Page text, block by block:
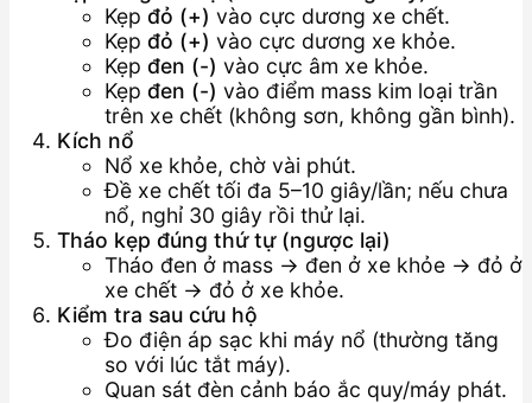
Kẹp đỏ (+) vào cực dương xe chết.
Kẹp đỏ (+) vào cực dương xe khỏe.
Kẹp đen (-) vào cực âm xe khỏe.
Kẹp đen (-) vào điểm mass kim loại trần
trên xe chết (không sơn, không gần bình).
Kích nổ
Nổ xe khỏe, chờ vài phút.
Đề xe chết tối đa 5–10 giây/lần; nếu chưa
nổ, nghỉ 30 giây rồi thử lại.
Tháo kẹp đúng thứ tự (ngược lại)
Tháo đen ở mass → đen ở xe khỏe → đỏ ở
xe chết → đỏ ở xe khỏe.
Kiểm tra sau cứu hộ
Đo điện áp sạc khi máy nổ (thường tăng
so với lúc tắt máy).
Quan sát đèn cảnh báo ắc quy/máy phát.